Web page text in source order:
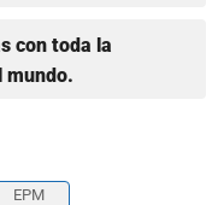
con toda la
mundo.
EPM